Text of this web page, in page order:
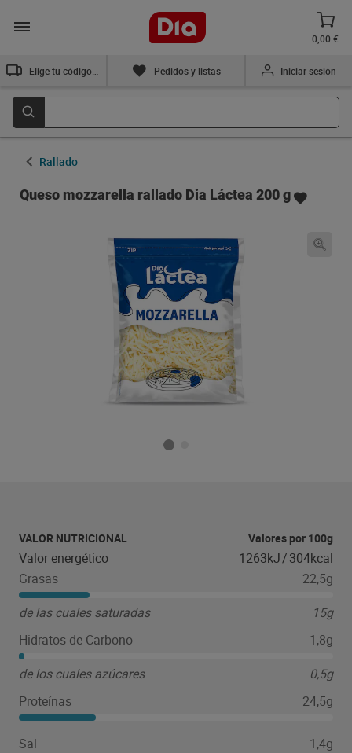
0,00 €
Pedidos y listas Iniciar sesión
Rallado
Queso mozzarella rallado Dia Láctea 200 g
VALOR NUTRICIONAL Valores por 100g
Valor energético 1263kJ/304kcal
Grasas
22,5g
de las cuales saturadas
15g
Hidratos de Carbono
1,8g
de los cuales azúcares
0,5g
Proteínas
24,5g
Sal 1,4g